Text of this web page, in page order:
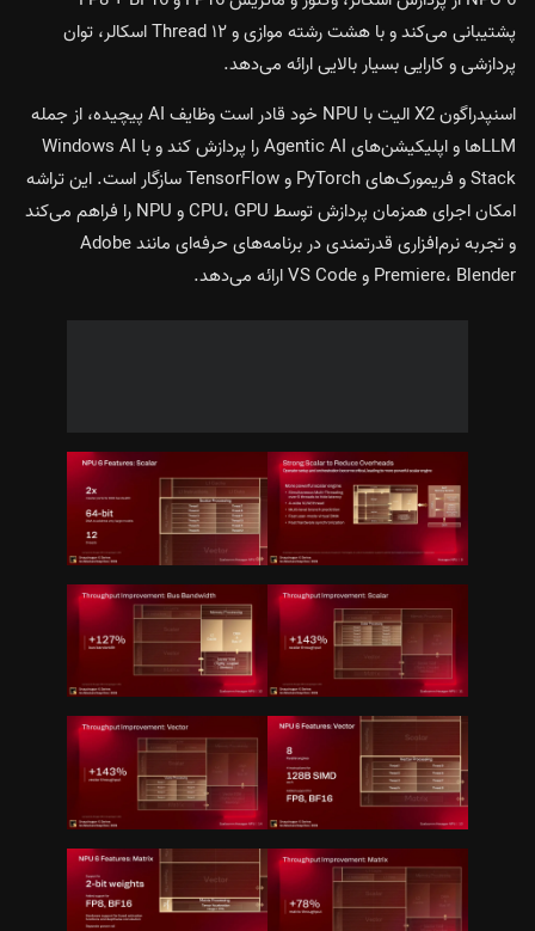
پشتیبانی می‌کند و با هشت رشته موازی و ۱۲ Thread اسکالر، توان
پردازشی و کارایی بسیار بالایی ارائه می‌دهد.
اسنپدراگون X2 الیت با NPU خود قادر است وظایف AI پیچیده، از جمله
LLMها و اپلیکیشن‌های Agentic AI را پردازش کند و با Windows AI
Stack و فریمورک‌های PyTorch و TensorFlow سازگار است. این تراشه
امکان اجرای همزمان پردازش توسط CPU، GPU و NPU را فراهم می‌کند
و تجربه نرم‌افزاری قدرتمندی در برنامه‌های حرفه‌ای مانند Adobe
Premiere، Blender و VS Code ارائه می‌دهد.